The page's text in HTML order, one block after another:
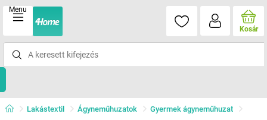
Menu
Kosár
Lakástextil Ágyneműhuzatok Gyermek ágyneműhuzat